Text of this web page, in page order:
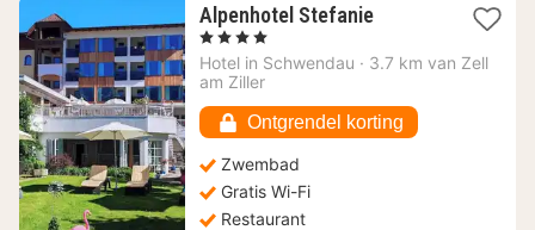
Alpenhotel Stefanie1
vanaf
, 4 Sterren
Hotel in Schwendau · 3.7 km van Zell
am Ziller
Ontgrendel korting
Zwembad
Gratis Wi-Fi
Restaurant